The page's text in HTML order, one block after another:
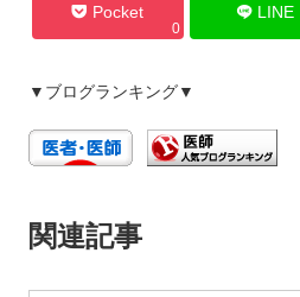
Pocket
0
LINE
▼ブログランキング▼
関連記事